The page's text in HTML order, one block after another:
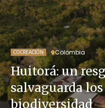
COCREACIÓN Colombia
Huitorá: un
salvaguarda
biodiversidad